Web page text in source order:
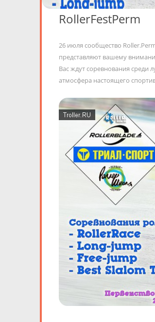
RollerFestPerm
26 июля сообщество
представляют вашему
Вас ждут соревнования среди
атмосфера настоящего